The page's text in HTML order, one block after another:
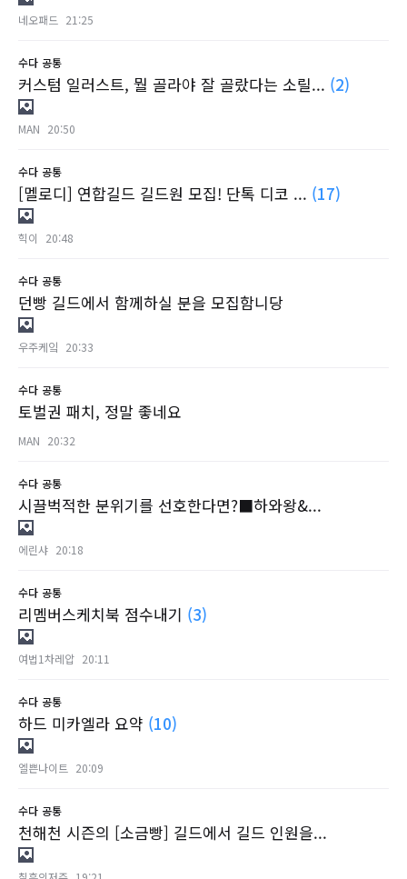
네오패드 21:25
수다 공통
커스텀 일러스트, 뭘 골라야 잘 골랐다는 소릴... (2)
MAN 20:50
수다 공통
[멜로디] 연합길드 길드원 모집! 단톡 디코 ... (17)
힉이 20:48
수다 공통
던빵 길드에서 함께하실 분을 모집함니당
우주케잌 20:33
수다 공통
토벌권 패치, 정말 좋네요
MAN 20:32
수다 공통
시끌벅적한 분위기를 선호한다면?■하와왕&...
에린샤 20:18
수다 공통
리멤버스케치북 점수내기 (3)
여법1차레압 20:11
수다 공통
하드 미카엘라 요약 (10)
엘쁜나이트 20:09
수다 공통
천해천 시즌의 [소금빵] 길드에서 길드 인원을...